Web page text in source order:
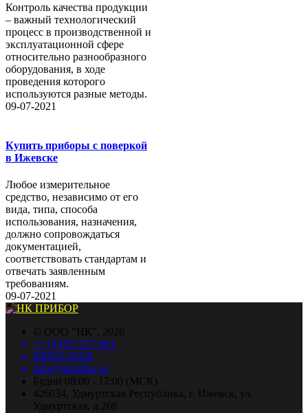
Контроль качества продукции
– важный технологический
процесс в производственной и
эксплуатационной сфере
относительно разнообразного
оборудования, в ходе
проведения которого
используются разные методы.
09-07-2021
Купить приборы с поверкой
в Ижевске
Любое измерительное
средство, независимо от его
вида, типа, способа
использования, назначения,
должно сопровождаться
документацией,
соответствовать стандартам и
отвечать заявленным
требованиям.
09-07-2021
© ООО "НК", 2026
+7 (3412) 277-001
88005118036
info@nkpribor.ru
Будни 08:00 - 17:00 (МСК)
426034, Удмуртская Республика, г. Ижевск, ул.
Удмуртская, д.268